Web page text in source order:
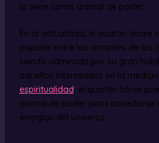
lo tiene como animal de poder.
En la actualidad, el quarter horse
popular entre los amantes de los
siendo admirado por su gran
aquellos interesados en la
espiritualidad , el quarter horse
animal de poder para conectarse
energías del universo.